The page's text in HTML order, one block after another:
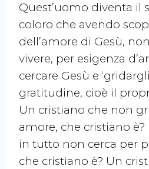
Quest’uomo diventa il
coloro che avendo
dell’amore di Gesù,
vivere, per esigenza
cercare Gesù e
gratitudine, cioè il
Un cristiano che non
amore, che cristiano
in tutto non cerca per
che cristiano è? Un